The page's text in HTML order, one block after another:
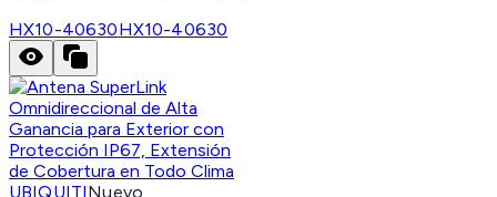
HX10-40630HX10-40630
UBIQUITINuevo